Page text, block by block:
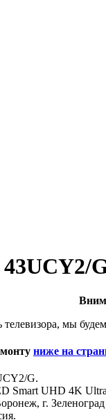
мы
ниже на
G.
Smart UHD 4K
г.